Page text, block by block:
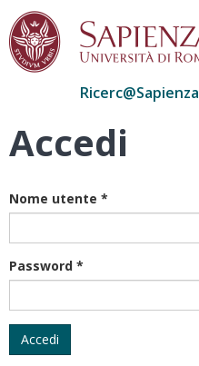
Salta
Ricerc@Sapienza
Accedi
Nome utente *
Password *
Accedi